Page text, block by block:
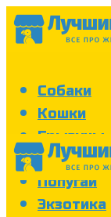
Собаки
Кошки
Грызуны
Аквариум
Попугаи
Экзотика